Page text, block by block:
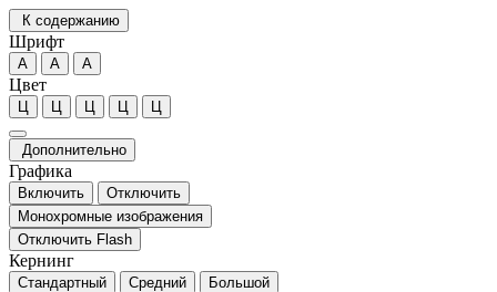
К содержанию
Шрифт
А А А
Цвет
Ц Ц Ц Ц Ц
Дополнительно
Графика
Включить
Отключить
Монохромные изображения
Отключить Flash
Кернинг
Стандартный Средний Большой